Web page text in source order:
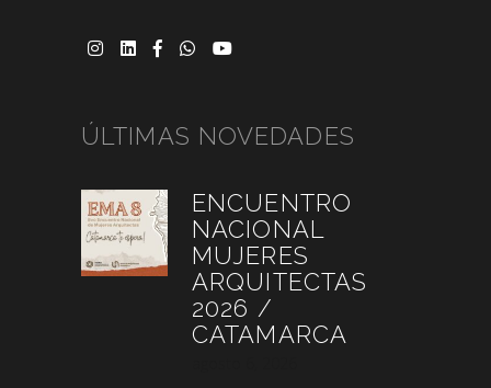
ÚLTIMAS NOVEDADES
ENCUENTRO
NACIONAL
MUJERES
ARQUITECTAS
2026 /
CATAMARCA